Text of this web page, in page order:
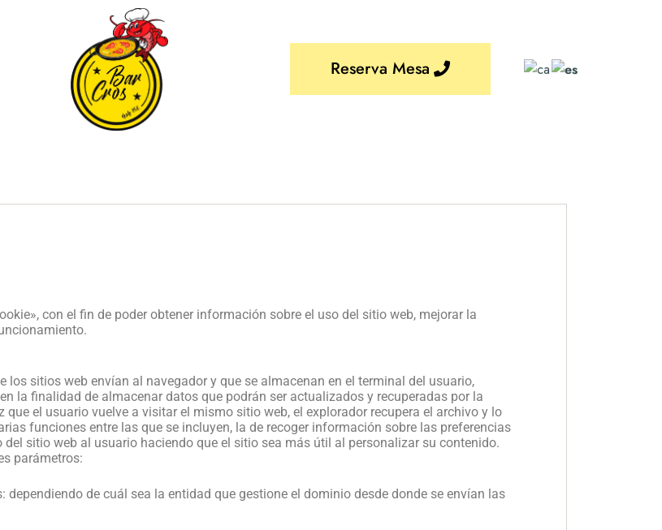
Reserva Mesa
con el fin de poder obtener información sobre el uso del sitio web, mejorar la
los sitios web envían al navegador y que se almacenan en el terminal del usuario,
la finalidad de almacenar datos que podrán ser actualizados y recuperadas por la
el usuario vuelve a visitar el mismo sitio web, el explorador recupera el archivo y lo
funciones entre las que se incluyen, la de recoger información sobre las preferencias
sitio web al usuario haciendo que el sitio sea más útil al personalizar su contenido.
parámetros:
dependiendo de cuál sea la entidad que gestione el dominio desde donde se envían las